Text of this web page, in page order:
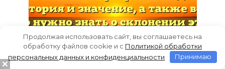
Продолжая использовать сайт, вы соглашаетесь на
обработку файлов cookie и c Политикой обработки
персональных данных и конфиденциальности
Принимаю